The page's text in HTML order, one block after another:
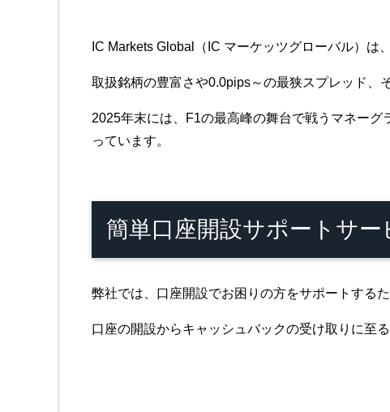
IC Markets Global（IC マーケッツグローバル）は
取扱銘柄の豊富さや0.0pips～の最狭スプレッド、
2025年末には、F1の最高峰の舞台で戦うマネー
っています。
簡単口座開設サポートサー
弊社では、口座開設でお困りの方をサポートする
口座の開設からキャッシュバックの受け取りに至